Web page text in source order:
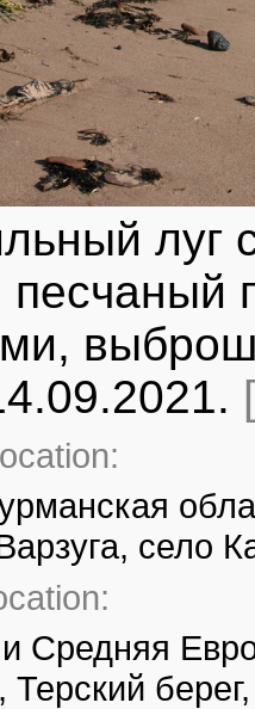
луг
песчаный
село
Средняя
Терский